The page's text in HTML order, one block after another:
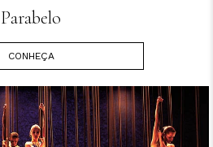
Parabelo
CONHEÇA